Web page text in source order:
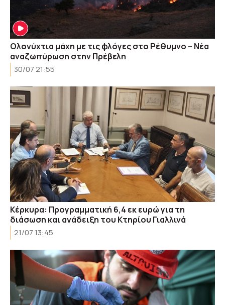
Ολονύχτια μάχη με τις φλόγες στο Ρέθυμνο – Νέα
αναζωπύρωση στην Πρέβελη
30/07 21:55
Κέρκυρα: Προγραμματική 6,4 εκ ευρώ για τη
διάσωση και ανάδειξη του Κτηρίου Γιαλλινά
21/07 13:45